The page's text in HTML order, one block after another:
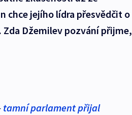
chce jejího lídra přesvědčit o
Džemilev pozvání přijme,
tamní parlament přijal